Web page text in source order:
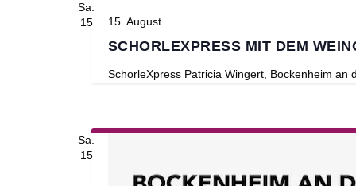
Sa.
15
SCHORLEXPRESS MIT DEM
15. August
SchorleXpress Patricia Wingert, Bockenheim an
Sa.
15